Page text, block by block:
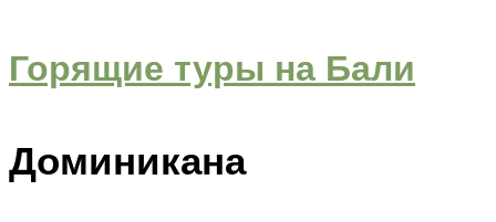
Горящие туры на Бали
Доминикана